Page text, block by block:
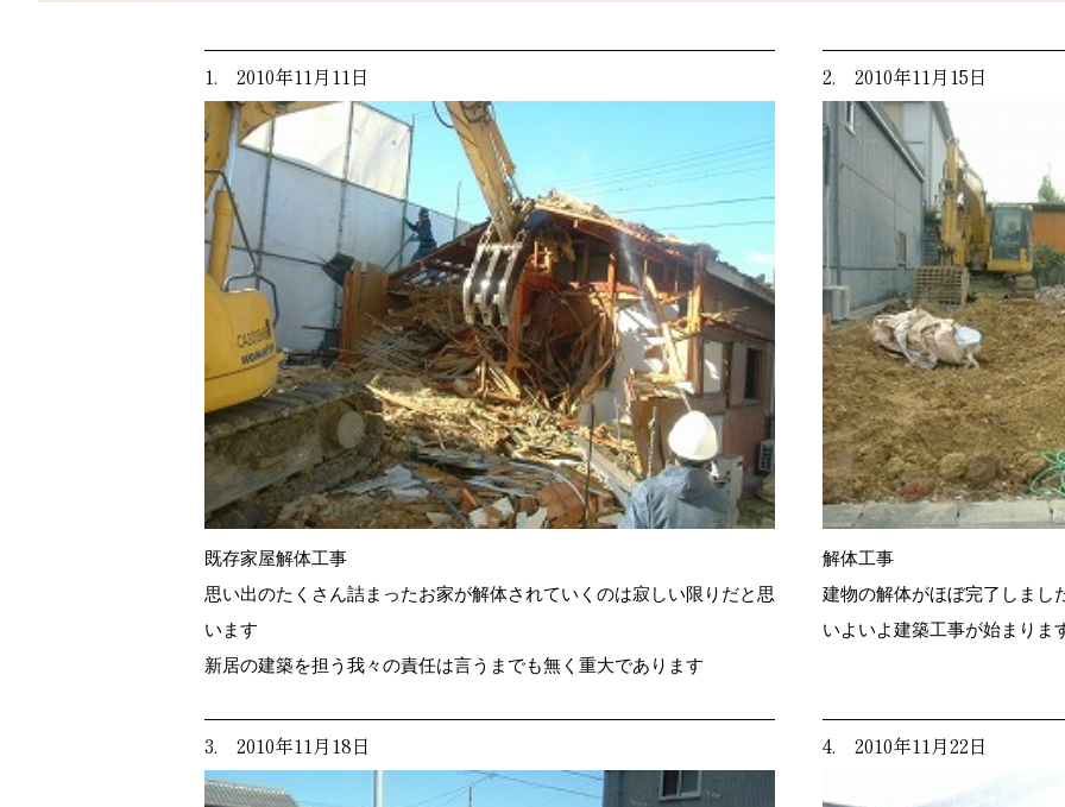
1. 2010年11月11日
既存家屋解体工事
思い出のたくさん詰まったお家が解体されていくのは寂しい限りだと思
います
新居の建築を担う我々の責任は言うまでも無く重大であります
2. 2010年11月15日
解体工事
建物の解体がほぼ完了しまし
いよいよ建築工事が始まりま
3. 2010年11月18日 4. 2010年11月22日